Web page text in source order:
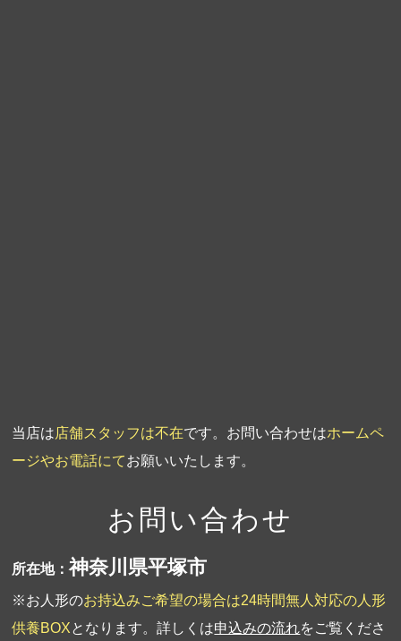
当店は店舗スタッフは不在です。お問い合わせはホームペ
ージやお電話にてお願いいたします。
お問い合わせ
所在地：神奈川県平塚市
※お人形のお持込みご希望の場合は24時間無人対応の人形
供養BOXとなります。詳しくは申込みの流れをご覧くださ